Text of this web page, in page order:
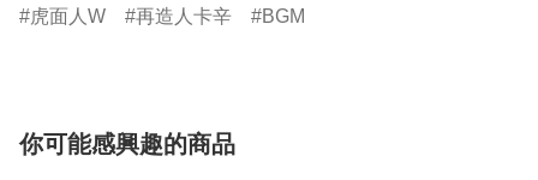
虎面人W
再造人卡辛 BGM
你可能感興趣的商品